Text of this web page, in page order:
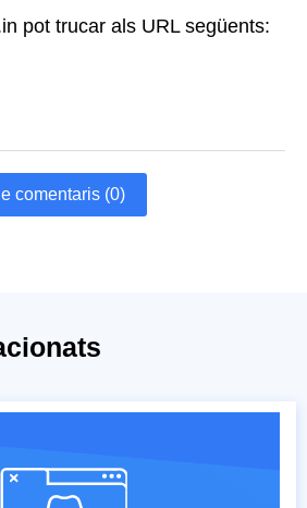
pot trucar als URL següents:
comentaris (0)